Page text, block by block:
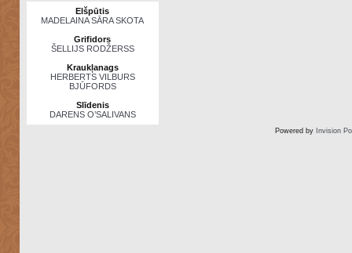
Elšpūtis
MADELAINA SĀRA SKOTA
Grifidors
ŠELLIJS RODŽERSS
Kraukļanags
HERBERTS VILBURS
BJŪFORDS
Slīdenis
DARENS O’SALIVANS
Powered by Invision